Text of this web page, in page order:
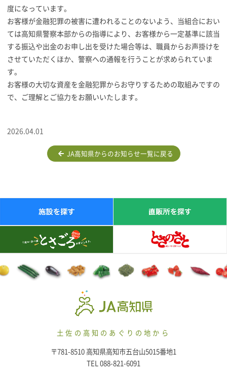
度になっています。
お客様が金融犯罪の被害に遭われることのないよう、当組合におい
ては高知県警察本部からの指導により、お客様から一定基準に該当
する振込や出金のお申し出を受けた場合等は、職員からお声掛けを
させていただくほか、警察への通報を行うことが求められていま
す。
お客様の大切な資産を金融犯罪からお守りするための取組みですの
で、ご理解とご協力をお願いいたします。
2026.04.01
JA高知県からのお知らせ一覧に戻る
土佐の高知のあぐりの地から
〒781-8510 高知県高知市五台山5015番地1
TEL 088-821-6091